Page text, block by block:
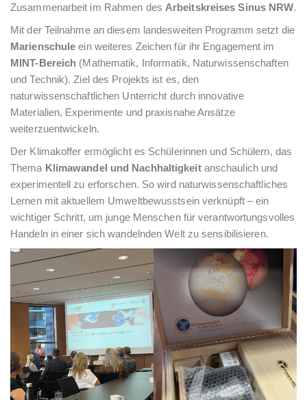
Zusammenarbeit im Rahmen des Arbeitskreises Sinus NRW.
Mit der Teilnahme an diesem landesweiten Programm setzt die
Marienschule ein weiteres Zeichen für ihr Engagement im
MINT-Bereich (Mathematik, Informatik, Naturwissenschaften
und Technik). Ziel des Projekts ist es, den
naturwissenschaftlichen Unterricht durch innovative
Materialien, Experimente und praxisnahe Ansätze
weiterzuentwickeln.
Der Klimakoffer ermöglicht es Schülerinnen und Schülern, das
Thema Klimawandel und Nachhaltigkeitanschaulich und
experimentell zu erforschen. So wird naturwissenschaftliches
Lernen mit aktuellem Umweltbewusstsein verknüpft – ein
wichtiger Schritt, um junge Menschen für verantwortungsvolles
Handeln in einer sich wandelnden Welt zu sensibilisieren.